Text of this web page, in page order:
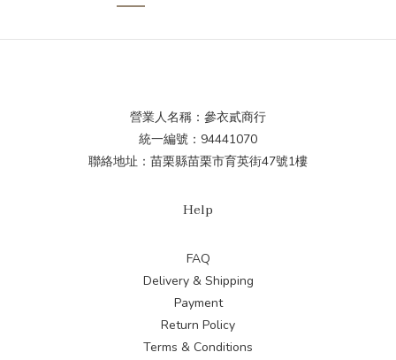
營業人名稱：參衣貳商行
統一編號：94441070
聯絡地址：苗栗縣苗栗市育英街47號1樓
Help
FAQ
Delivery & Shipping
Payment
Return Policy
Terms & Conditions